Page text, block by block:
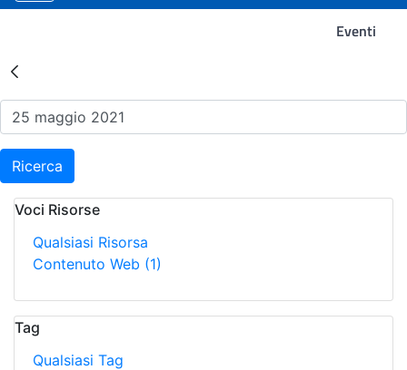
Eventi
Risultati della Ricerca -
Ricerca
Voci Risorse
Qualsiasi Risorsa
Contenuto Web (1)
Tag
Qualsiasi Tag